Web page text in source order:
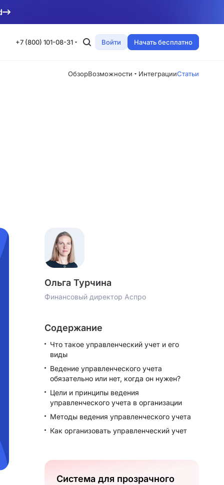
+7 (800) 101-08-31 Войти Начать бесплатно
ОбзорВозможности ИнтеграцииСтатьи
Ольга Турчина
Финансовый директор Аспро
Содержание
Что такое управленческий учет и его
виды
Ведение управленческого учета
обязательно или нет, когда он нужен?
Цели и принципы ведения
управленческого учета в организации
Методы ведения управленческого учета
Как организовать управленческий учет
Система для прозрачного